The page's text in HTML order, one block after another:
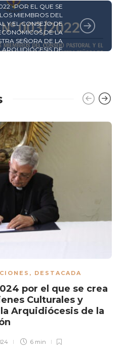
-POR EL QUE SE
MIEMBROS DEL
Y EL CONSEJO DE
DE LA
SEÑORA DE LA
DE
, DESTACADA
por el que se crea
Culturales y
Arquidiócesis de la
6 min